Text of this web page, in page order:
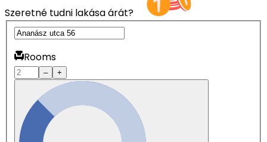
Szeretné tudni lakása árát?
Rooms
– +